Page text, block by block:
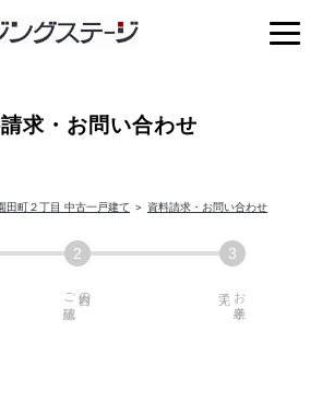
求・お問い合わせ
田町２丁目 中古一戸建て ＞ 資料請求・お問い合わせ
内容の
ご確認 お手続き